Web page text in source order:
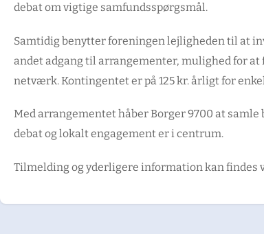
debat om vigtige samfundsspørgsmål.
Samtidig benytter foreningen lejligheden til at
andet adgang til arrangementer, mulighed for
netværk. Kontingentet er på 125 kr. årligt for
Med arrangementet håber Borger 9700 at
debat og lokalt engagement er i centrum.
Tilmelding og yderligere information kan findes